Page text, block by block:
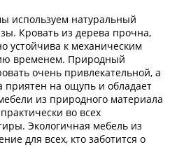
используем натуральный
Кровать из дерева прочна,
устойчива к механическим
временем. Природный
очень привлекательной, а
приятен на ощупь и обладает
из природного материала
во всех
Экологичная мебель из
для всех, кто заботится о